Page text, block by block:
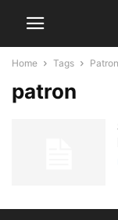
Home Tags Patron
patron